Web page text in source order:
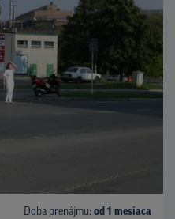
Doba prenájmu: od 1 mesiaca